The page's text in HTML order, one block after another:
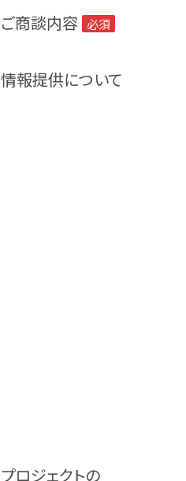
ご商談内容 必須
情報提供について
プロジェクトの